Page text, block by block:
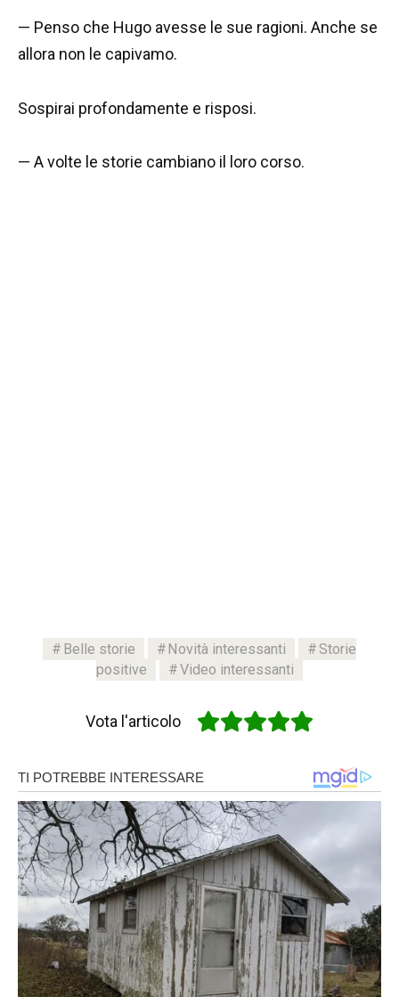
— Penso che Hugo avesse le sue ragioni. Anche se
allora non le capivamo.
Sospirai profondamente e risposi.
— A volte le storie cambiano il loro corso.
Belle storie Novità interessanti
Storie
positive
Video interessanti
Vota l'articolo